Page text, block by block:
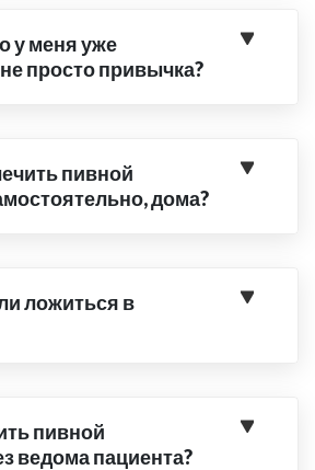
у меня уже
просто привычка?
пивной
дома?
ложиться в
пивной
ведома пациента?